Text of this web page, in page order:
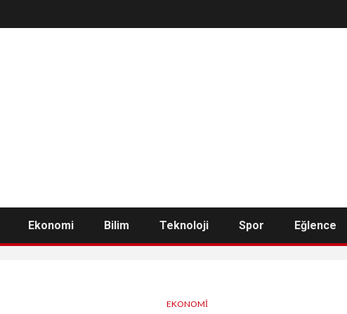
Ekonomi Bilim Teknoloji Spor Eğlence
EKONOMI